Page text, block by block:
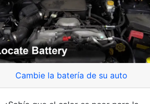
Cambie la batería de su auto